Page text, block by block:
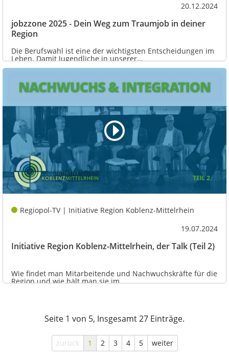
20.12.2024
jobzzone 2025 - Dein Weg zum Traumjob in deiner
Region
Die Berufswahl ist eine der wichtigsten Entscheidungen im
Leben. Damit Jugendliche in unserer...
Regiopol-TV | Initiative Region Koblenz-Mittelrhein
19.07.2024
Initiative Region Koblenz-Mittelrhein, der Talk (Teil 2)
Wie findet man Mitarbeitende und Nachwuchskräfte für die
Region und wie hält man sie im...
Seite 1 von 5, Insgesamt 27 Einträge.
zurück 1 2 3 4 5 weiter